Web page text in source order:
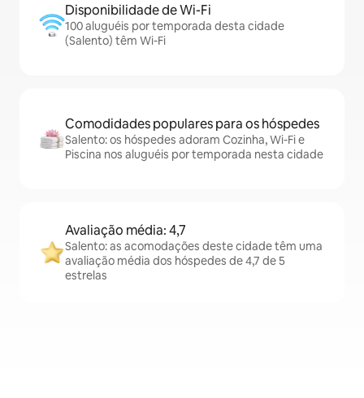
Disponibilidade de Wi-Fi
100 aluguéis por temporada desta cidade
(Salento) têm Wi-Fi
Comodidades populares para os hóspedes
Salento: os hóspedes adoram Cozinha, Wi-Fi e
Piscina nos aluguéis por temporada nesta cidade
Avaliação média: 4,7
Salento: as acomodações deste cidade têm uma
avaliação média dos hóspedes de 4,7 de 5
estrelas